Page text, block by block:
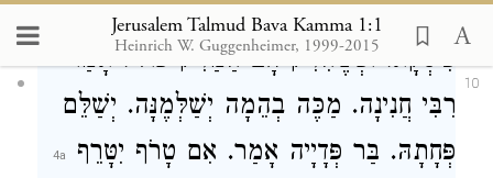
Jerusalem Talmud Bava Kamma 1:1
Heinrich W. Guggenheimer, 1999-2015
10
פִּיסְקָא. וּכְשֶׁהִזִּיק חָב הַמַּזִּיק כול׳. אָמַר
רִבִּי חֲנִינָה. מַכֶּה בְהֵמָה יְשַׁלְּמֶנָּה. יְשַׁלֵּם
פְּחָתָהּ. בַּר פְּדָיָיה אָמַר. אִם טָרֹף יִטָּרֵף